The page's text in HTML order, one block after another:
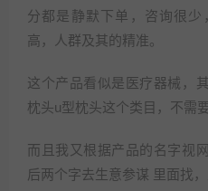
分都是静默下单，咨询很
高，人群及其的精准。
这个产品看似是医疗器械，
枕头u型枕头这个类目，不需
而且我又根据产品的名字视
后两个字去生意参谋 里面找